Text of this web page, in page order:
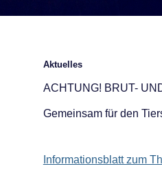
Aktuelles
ACHTUNG! BRUT-
Gemeinsam für den
Informationsblatt zum